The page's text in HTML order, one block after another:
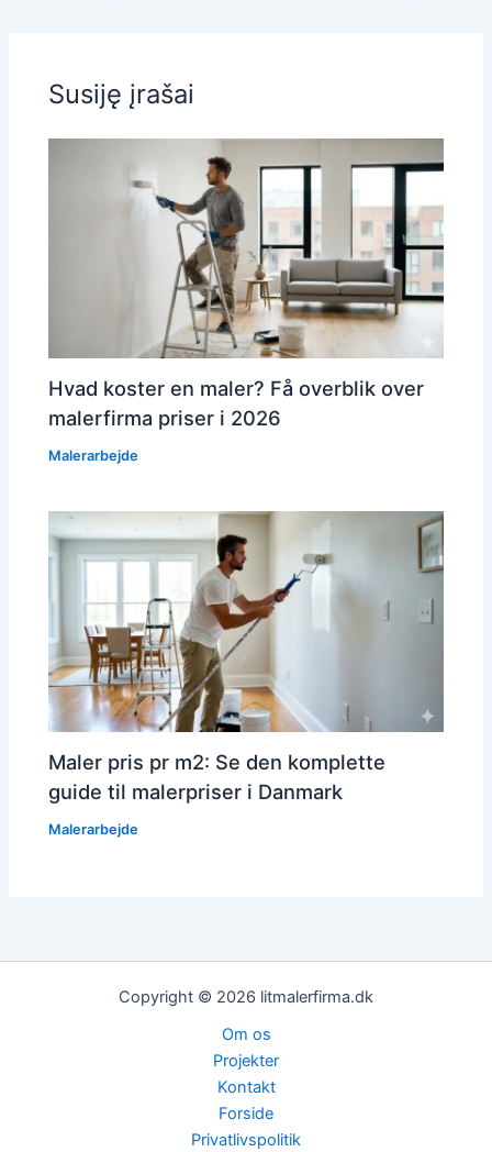
Susiję įrašai
Hvad koster en maler? Få overblik over
malerfirma priser i 2026
Malerarbejde
Maler pris pr m2: Se den komplette
guide til malerpriser i Danmark
Malerarbejde
Copyright © 2026 litmalerfirma.dk
Om os
Projekter
Kontakt
Forside
Privatlivspolitik